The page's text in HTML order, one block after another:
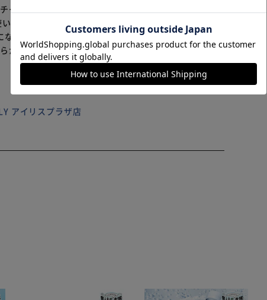
ーフを合わせたキーチャーム。 清楚でエレガントな雰
はもちろん、誕生日や記念日の贈り物にもおすすめの
ります。
かじめご了承ください。
アイリスプラザ店